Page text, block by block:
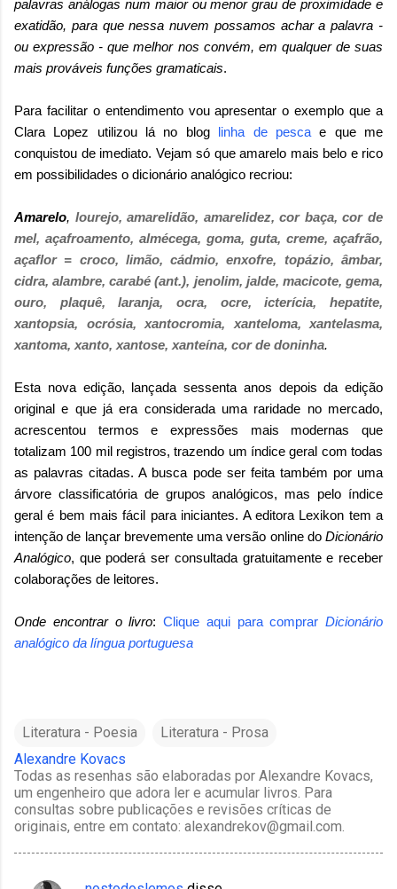
palavras análogas num maior ou menor grau de proximidade e
exatidão, para que nessa nuvem possamos achar a palavra -
ou expressão - que melhor nos convém, em qualquer de suas
mais prováveis funções gramaticais.
Para facilitar o entendimento vou apresentar o exemplo que a
Clara Lopez utilizou lá no blog linha de pescae que me
conquistou de imediato. Vejam só que amarelo mais belo e rico
em possibilidades o dicionário analógico recriou:
Amarelo, lourejo, amarelidão, amarelidez, cor baça, cor de
mel, açafroamento, almécega, goma, guta, creme, açafrão,
açaflor = croco, limão, cádmio, enxofre, topázio, âmbar,
cidra, alambre, carabé (ant.), jenolim, jalde, macicote, gema,
ouro, plaquê, laranja, ocra, ocre, icterícia, hepatite,
xantopsia, ocrósia, xantocromia, xanteloma, xantelasma,
xantoma, xanto, xantose, xanteína, cor de doninha.
Esta nova edição, lançada sessenta anos depois da edição
original e que já era considerada uma raridade no mercado,
acrescentou termos e expressões mais modernas que
totalizam 100 mil registros, trazendo um índice geral com todas
as palavras citadas. A busca pode ser feita também por uma
árvore classificatória de grupos analógicos, mas pelo índice
geral é bem mais fácil para iniciantes. A editora Lexikon tem a
intenção de lançar brevemente uma versão online do Dicionário
Analógico, que poderá ser consultada gratuitamente e receber
colaborações de leitores.
Onde encontrar o livro: Clique aqui para comprar Dicionário
analógico da língua portuguesa
Literatura - Poesia
Literatura - Prosa
Alexandre Kovacs
Todas as resenhas são elaboradas por Alexandre Kovacs,
um engenheiro que adora ler e acumular livros. Para
consultas sobre publicações e revisões críticas de
originais, entre em contato: alexandrekov@gmail.com.